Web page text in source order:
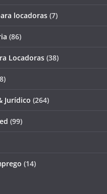
locadoras (7)
(86)
Locadoras (38)
Jurídico (264)
(99)
(14)